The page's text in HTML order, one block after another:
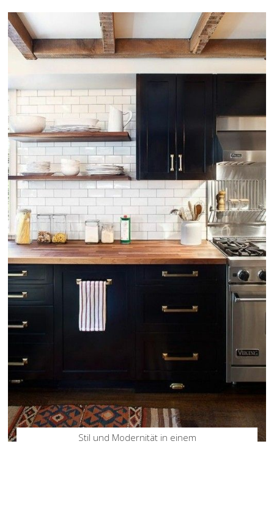
Stil und Modernität in einem